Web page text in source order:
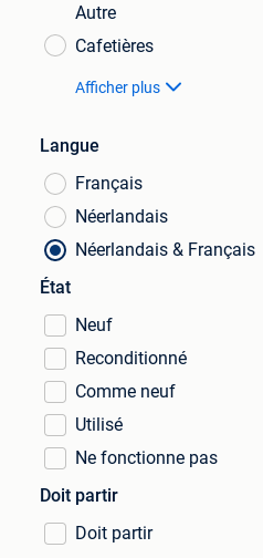
Autre
Cafetières
Afficher plus
Langue
Français
Néerlandais
Néerlandais & Français
État
Neuf
Reconditionné
Comme neuf
Utilisé
Ne fonctionne pas
Doit partir
Doit partir